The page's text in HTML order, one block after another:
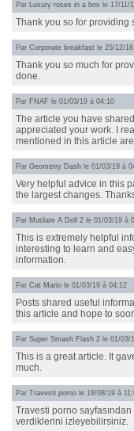
Par Luxury roses in a box le 17/11/
Thank you so for providing
Par Corporate breakfast le 25/12/
Thank you so much for
done.
Par FNAF le 01/03/19 à 04:10
The article you have
appreciated your work. I
mentioned in this article are
Par Geometry Dash le 01/03/19 à
Very helpful advice in this
the largest changes.
Par Mutilate A Doll 2 le 01/03/19 à
This is extremely helpful
interesting to learn and
information.
Par Cat Mario le 01/03/19 à 04:12
Posts shared useful
this article and hope to
Par Super Smash Flash 2 le 01/03/
This is a great article. It
much.
Par Travesti porno le 18/08/19 à
Travesti porno
verdiklerini izleyebilirsiniz.